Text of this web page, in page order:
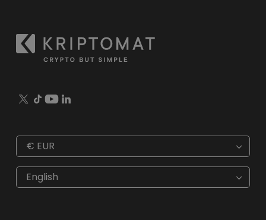
€ EUR
€ EUR
$ USD
fr. CHF
English